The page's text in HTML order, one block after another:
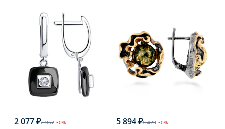
2 077 ₽2 967-30% 5 894 ₽8 420-30%